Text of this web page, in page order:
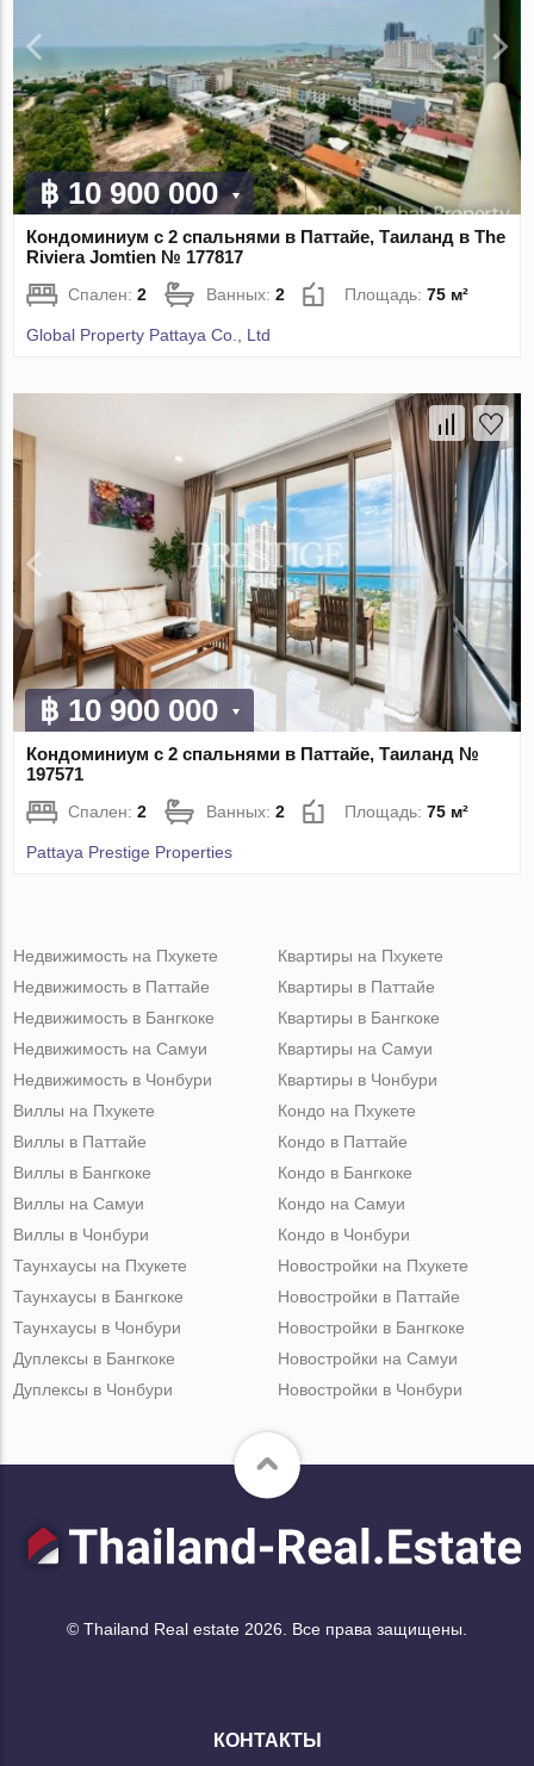
฿ 10 900 000
Кондоминиум с 2 спальнями в Паттайе, Таиланд в The
Riviera Jomtien № 177817
Спален:2 Ванных:2 Площадь:75 м²
Global Property Pattaya Co., Ltd
฿ 10 900 000
Кондоминиум с 2 спальнями в Паттайе, Таиланд №
197571
Спален:2 Ванных:2 Площадь:75 м²
Pattaya Prestige Properties
Недвижимость на Пхукете
Недвижимость в Паттайе
Недвижимость в Бангкоке
Недвижимость на Самуи
Недвижимость в Чонбури
Квартиры на Пхукете
Квартиры в Паттайе
Квартиры в Бангкоке
Квартиры на Самуи
Квартиры в Чонбури
Виллы на Пхукете
Виллы в Паттайе
Виллы в Бангкоке
Виллы на Самуи
Виллы в Чонбури
Кондо на Пхукете
Кондо в Паттайе
Кондо в Бангкоке
Кондо на Самуи
Кондо в Чонбури
Таунхаусы на Пхукете
Таунхаусы в Бангкоке
Таунхаусы в Чонбури
Дуплексы в Бангкоке
Дуплексы в Чонбури
Новостройки на Пхукете
Новостройки в Паттайе
Новостройки в Бангкоке
Новостройки на Самуи
Новостройки в Чонбури
© Thailand Real estate 2026. Все права защищены.
КОНТАКТЫ